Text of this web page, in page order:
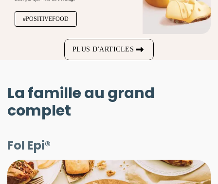
#POSITIVEFOOD
PLUS D'ARTICLES
La famille au grand
complet
Fol Epi®